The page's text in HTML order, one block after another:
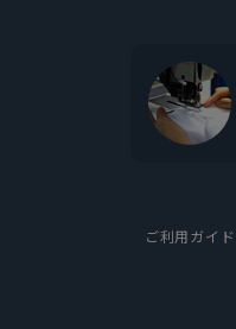
ご利用ガイド